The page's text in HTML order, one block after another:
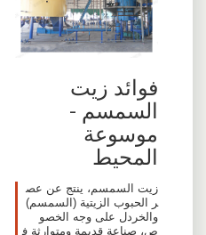
فوائد زيت
السمسم -
موسوعة
المحيط
زيت السمسم، ينتج عن عص
ر الحبوب الزيتية (السمسم)
والخردل على وجه الخصو
ص، صناعة قديمة ومتوارثة ف